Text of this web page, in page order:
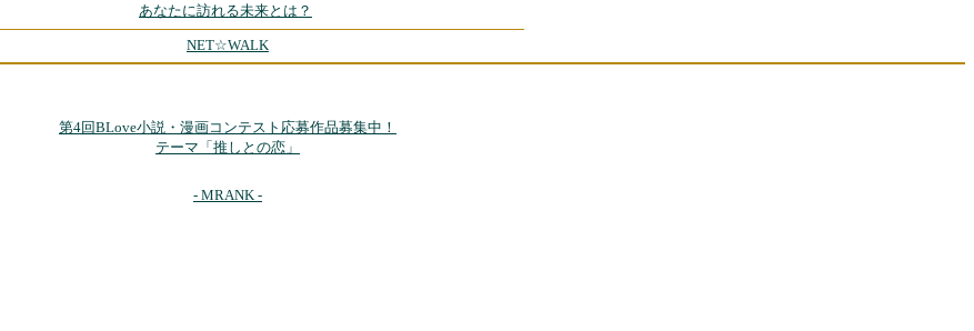
あなたに訪れる未来とは？
NET☆WALK
第4回BLove小説・漫画コンテスト応募作品募集中！
テーマ「推しとの恋」
- MRANK -